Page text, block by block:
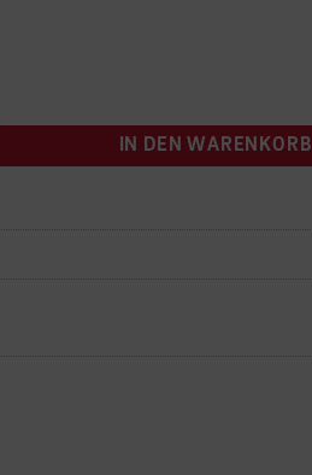
IN DEN WARENKORB